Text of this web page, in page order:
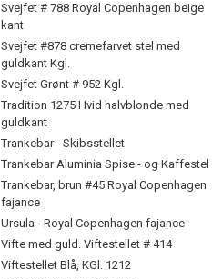
Svejfet # 788 Royal Copenhagen beige
kant
Svejfet #878 cremefarvet stel med
guldkant Kgl.
Svejfet Grønt # 952 Kgl.
Tradition 1275 Hvid halvblonde med
guldkant
Trankebar - Skibsstellet
Trankebar Aluminia Spise - og Kaffestel
Trankebar, brun #45 Royal Copenhagen
fajance
Ursula - Royal Copenhagen fajance
Vifte med guld. Viftestellet # 414
Viftestellet Blå, KGl. 1212